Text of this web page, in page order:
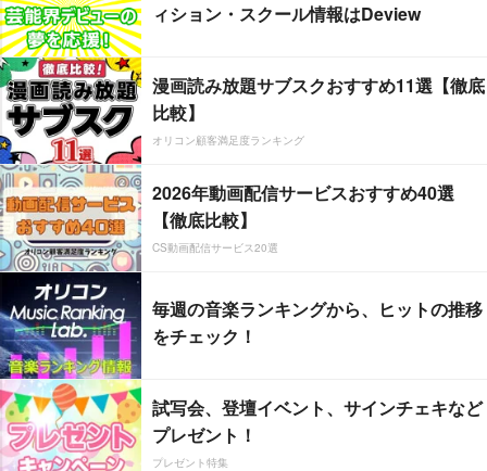
ィション・スクール情報はDeview
漫画読み放題サブスクおすすめ11選【徹底
比較】
オリコン顧客満足度ランキング
2026年動画配信サービスおすすめ40選
【徹底比較】
CS動画配信サービス20選
毎週の音楽ランキングから、ヒットの推移
をチェック！
試写会、登壇イベント、サインチェキなど
プレゼント！
プレゼント特集